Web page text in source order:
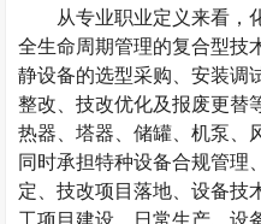
从专业职业定义来看，
全生命周期管理的复合型技
静设备的选型采购、安装调
整改、技改优化及报废更替
热器、塔器、储罐、机泵、
同时承担特种设备合规管理
定、技改项目落地、设备技
工项目建设、日常生产、设